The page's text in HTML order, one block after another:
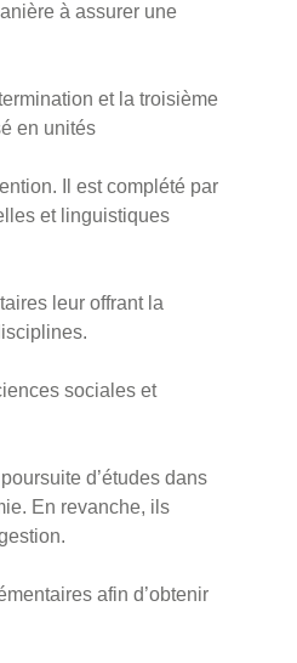
à assurer une
et la troisième
en unités
Il est complété par
et linguistiques
leur offrant la
sociales et
d’études dans
En revanche, ils
afin d’obtenir